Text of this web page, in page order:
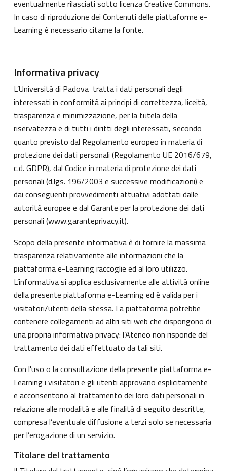
eventualmente rilasciati sotto licenza Creative Commons.
In caso di riproduzione dei Contenuti delle piattaforme e-
Learning è necessario citarne la fonte.
Informativa privacy
L’Università di Padova tratta i dati personali degli
interessati in conformità ai principi di correttezza, liceità,
trasparenza e minimizzazione, per la tutela della
riservatezza e di tutti i diritti degli interessati, secondo
quanto previsto dal Regolamento europeo in materia di
protezione dei dati personali (Regolamento UE 2016/679,
c.d. GDPR), dal Codice in materia di protezione dei dati
personali (d.lgs. 196/2003 e successive modificazioni) e
dai conseguenti provvedimenti attuativi adottati dalle
autorità europee e dal Garante per la protezione dei dati
personali (www.garanteprivacy.it).
Scopo della presente informativa è di fornire la massima
trasparenza relativamente alle informazioni che la
piattaforma e-Learning raccoglie ed al loro utilizzo.
L’informativa si applica esclusivamente alle attività online
della presente piattaforma e-Learning ed è valida per i
visitatori/utenti della stessa. La piattaforma potrebbe
contenere collegamenti ad altri siti web che dispongono di
una propria informativa privacy: l’Ateneo non risponde del
trattamento dei dati effettuato da tali siti.
Con l'uso o la consultazione della presente piattaforma e-
Learning i visitatori e gli utenti approvano esplicitamente
e acconsentono al trattamento dei loro dati personali in
relazione alle modalità e alle finalità di seguito descritte,
compresa l’eventuale diffusione a terzi solo se necessaria
per l’erogazione di un servizio.
Titolare del trattamento